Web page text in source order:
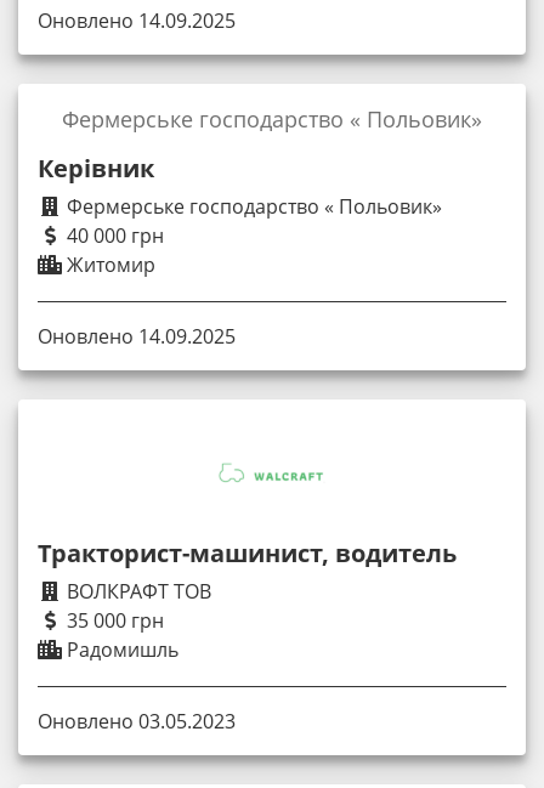
Оновлено 14.09.2025
Керівник
Фермерське господарство « Польовик»
40 000 грн
Житомир
Фермерське господарство « Польовик»
Оновлено 14.09.2025
Тракторист-машинист, водитель
ВОЛКРАФТ ТОВ
35 000 грн
Радомишль
Оновлено 03.05.2023